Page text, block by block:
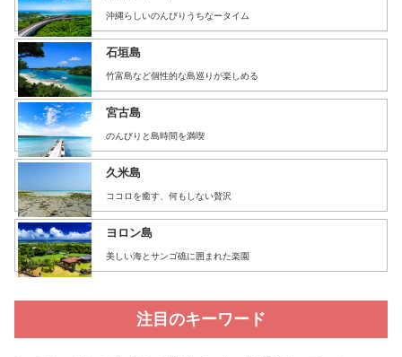
沖縄らしいのんびりうちなータイム
石垣島
竹富島など個性的な島巡りが楽しめる
宮古島
のんびりと島時間を満喫
久米島
ココロを癒す、何もしない贅沢
ヨロン島
美しい海とサンゴ礁に囲まれた楽園
注目のキーワード